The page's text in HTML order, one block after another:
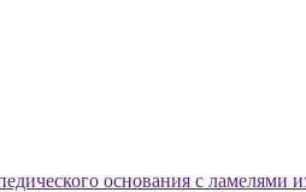
основания с ламелями